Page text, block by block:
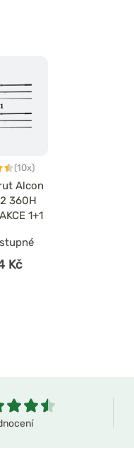
(10x)
Alcon
360H
1+1
Kč